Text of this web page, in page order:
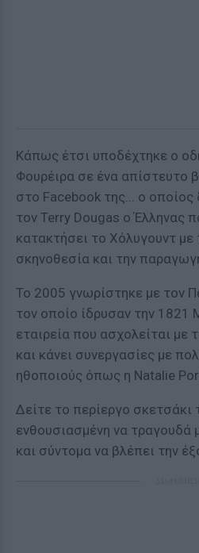
Κάπως έτσι υποδέχτηκε ο
Φουρέιρα σε ένα απίστευτο
στο Facebook της... ο οποίος
τον Terry Dougas ο Έλληνας
κατακτήσει το Χόλυγουντ
σκηνοθεσία και την
Το 2005 γνωρίστηκε με τον
τον οποίο ίδρυσαν την 1821
εταιρεία που ασχολείται με
και κάνει συνεργασίες με
ηθοποιούς όπως η Natalie
Δείτε το περίεργο σκετσάκι
ενθουσιασμένη να τραγουδά
και σύντομα να βλέπει την